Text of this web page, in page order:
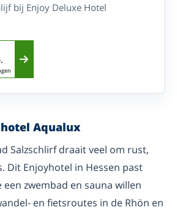
bij Enjoy Deluxe Hotel
Aqualux
Salzschlirf draait veel om rust,
Dit Enjoyhotel in Hessen past
zwembad en sauna willen
en fietsroutes in de Rhön en